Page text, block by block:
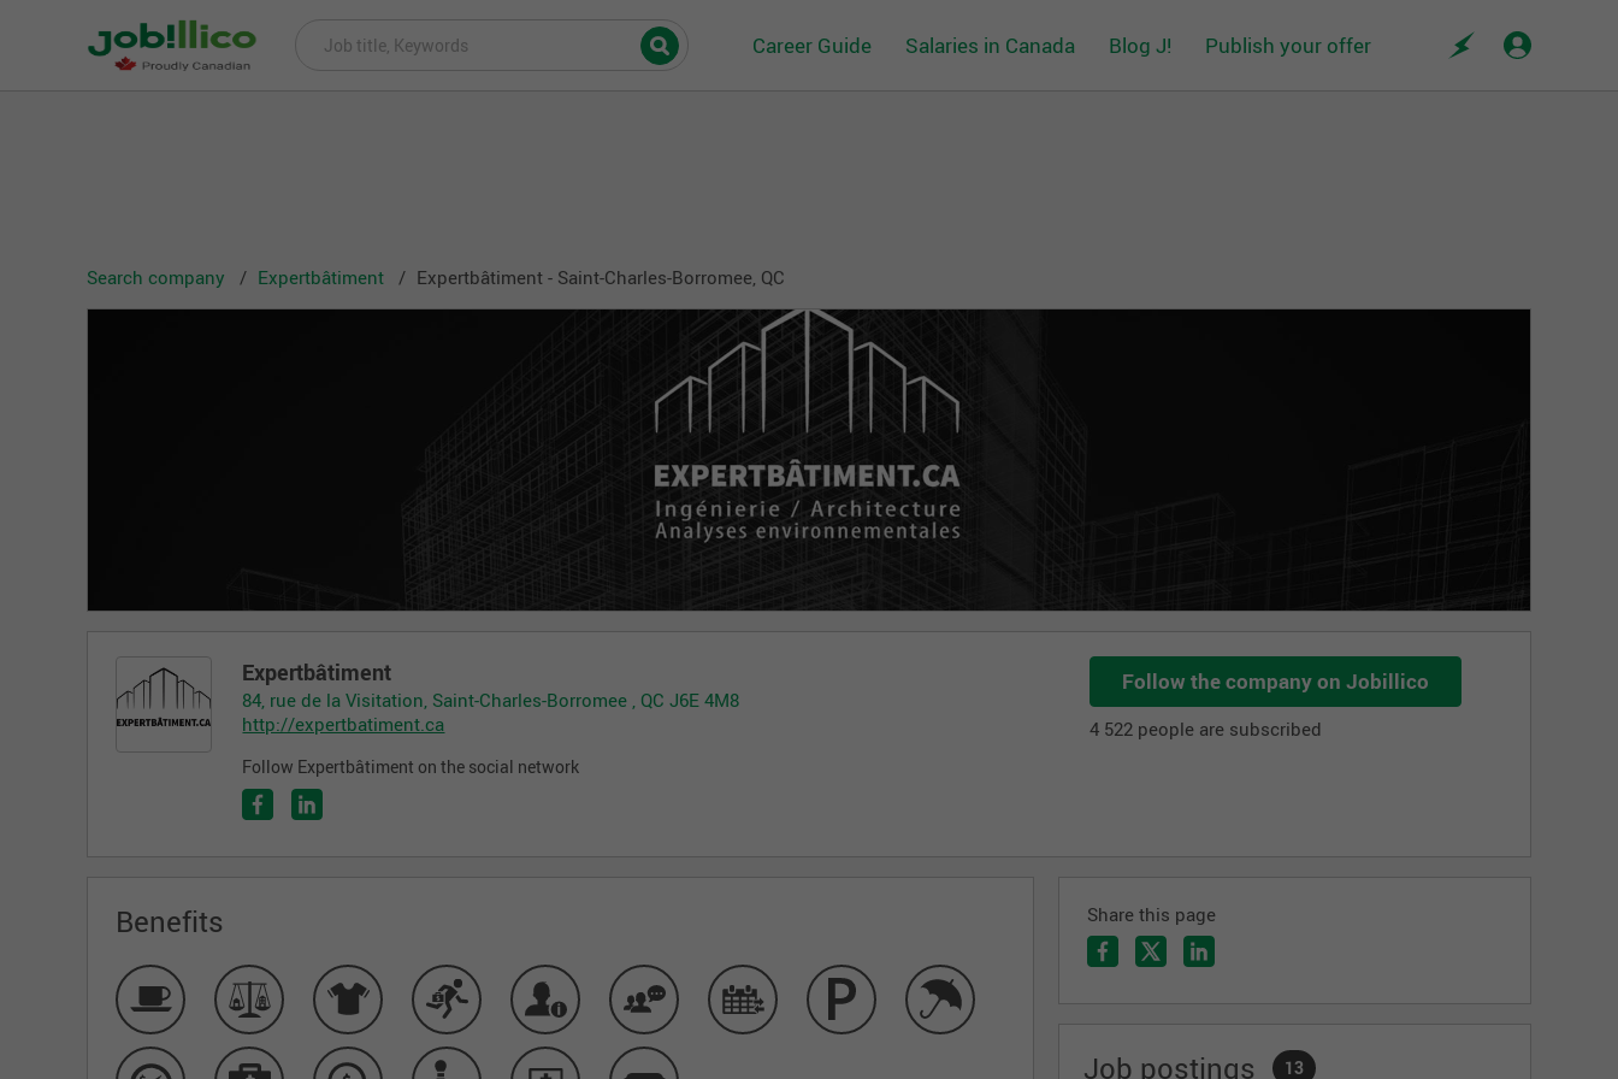
Career Guide Salaries in Canada Blog J! Publish your offer
Search company Expertbâtiment Expertbâtiment - Saint-Charles-Borromee, QC
Expertbâtiment
84, rue de la Visitation, Saint-Charles-Borromee , QC J6E 4M8
http://expertbatiment.ca
Follow Expertbâtiment on the social network
Follow the company on Jobillico
4 522 people are subscribed
Benefits Share this page
Job postings 13